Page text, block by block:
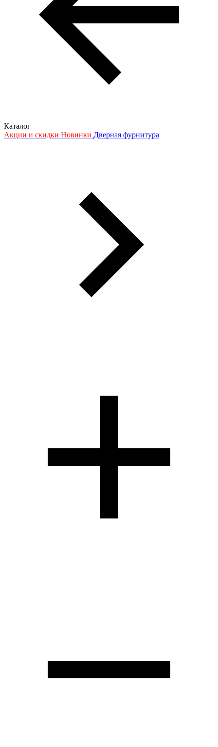
Каталог
Акции и скидки Новинки Дверная фурнитура